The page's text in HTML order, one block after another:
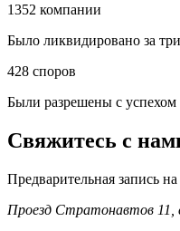
1352 компании
Было ликвидировано за
428 споров
Были разрешены с успехом
Свяжитесь с
Предварительная запись
Проезд Стратонавтов 11,